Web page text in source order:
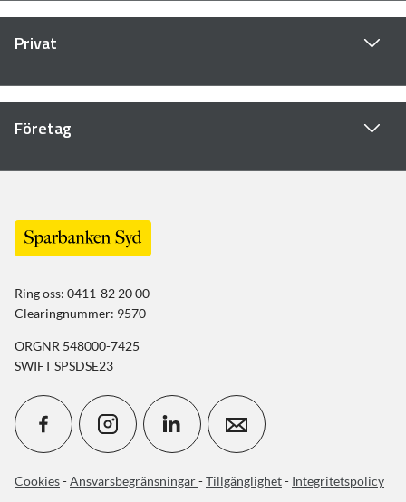
Privat
Företag
Ring oss: 0411-82 20 00
Clearingnummer: 9570
ORGNR 548000-7425
SWIFT SPSDSE23
Cookies-Ansvarsbegränsningar-Tillgänglighet- Integritetspolicy